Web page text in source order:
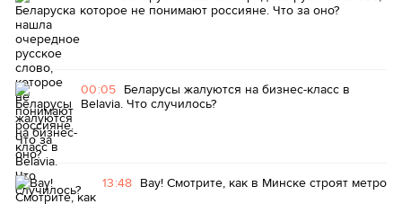
которое не понимают россияне. Что за оно?
00:05 Беларусы жалуются на бизнес-класс в
Belavia. Что случилось?
13:48 Вау! Смотрите, как в Минске строят метро